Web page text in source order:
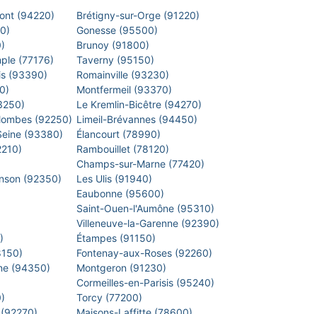
(94220)
(77176)
(93390)
(92250)
(93380)
(92350)
(94350)
Brétigny-sur-Orge (91220)
Gonesse (95500)
Brunoy (91800)
Taverny (95150)
Romainville (93230)
Montfermeil (93370)
Le Kremlin-Bicêtre (94270)
Limeil-Brévannes (94450)
Élancourt (78990)
Rambouillet (78120)
Champs-sur-Marne (77420)
Les Ulis (91940)
Eaubonne (95600)
Saint-Ouen-l'Aumône (95310)
Villeneuve-la-Garenne (92390)
Étampes (91150)
Fontenay-aux-Roses (92260)
Montgeron (91230)
Cormeilles-en-Parisis (95240)
Torcy (77200)